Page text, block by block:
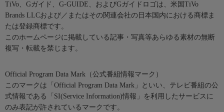
TiVo、Gガイド、G-GUIDE、およびGガイドロゴは、米国TiVo
Brands LLCおよび／またはその関連会社の日本国内における商標ま
たは登録商標です。
このホームページに掲載している記事・写真等あらゆる素材の無断
複写・転載を禁じます。
Official Program Data Mark（公式番組情報マーク）
このマークは「Official Program Data Mark」といい、テレビ番組の公
式情報である「SI(Service Information)情報」を利用したサービスに
のみ表記が許されているマークです。